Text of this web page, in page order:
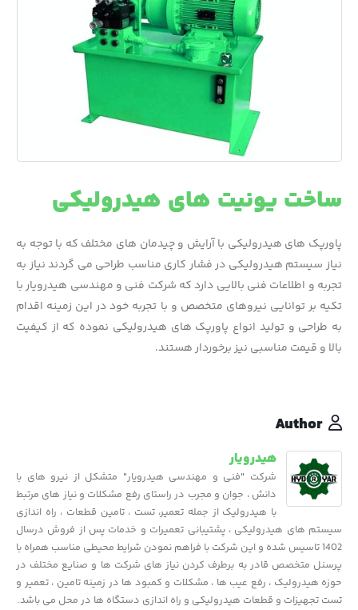
ساخت یونیت های هیدرولیکی
پاورپک های هیدرولیکی با آرایش و چیدمان های مختلف که با توجه به
نیاز سیستم هیدرولیکی در فشار کاری مناسب طراحی می گردند نیاز به
تجربه و اطلاعات فنی بالایی دارد که شرکت فنی و مهندسی هیدرویار با
تکیه بر توانایی نیروهای متخصص و با تجربه خود در این زمینه اقدام
به طراحی و تولید انواع پاورپک های هیدرولیکی نموده که از کیفیت
بالا و قیمت مناسبی نیز برخوردار هستند.
Author
هیدرویار
شرکت "فنی و مهندسی هیدرویار" متشکل از نیرو های با
دانش ، جوان و مجرب در راستای رفع مشکلات و نیاز های مرتبط
با هیدرولیک از جمله تعمیر، تست ، تامین قطعات ، راه اندازی
سیستم های هیدرولیکی ، پشتیبانی تعمیرات و خدمات پس از فروش درسال
1402 تاسیس شده و این شرکت با فراهم نمودن شرایط محیطی مناسب همراه با
پرسنل متخصص قادر به برطرف کردن نیاز های شرکت ها و صنایع مختلف در
حوزه هیدرولیک ، رفع عیب ها ، مشکلات و کمبود ها در زمینه تامین ، تعمیر و
تست تجهیزات و قطعات هیدرولیکی و راه اندازی دستگاه ها در محل می باشد.